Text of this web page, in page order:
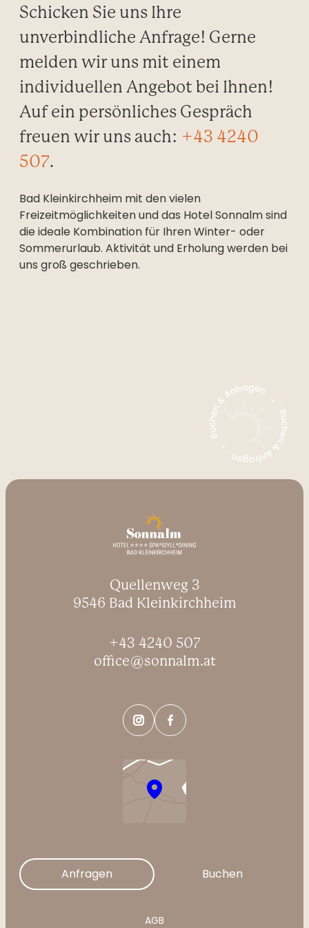
----
--
Schicken Sie uns Ihre
unverbindliche Anfrage! Gerne
melden wir uns mit einem
individuellen Angebot bei Ihnen!
Auf ein persönliches Gespräch
freuen wir uns auch: +43 4240
507.
Bad Kleinkirchheim mit den vielen
Freizeitmöglichkeiten und das Hotel Sonnalm sind
die ideale Kombination für Ihren Winter- oder
Sommerurlaub. Aktivität und Erholung werden bei
uns groß geschrieben.
Quellenweg 3
9546 Bad Kleinkirchheim
+43 4240 507
office@sonnalm.at
Anfragen Buchen
AGB